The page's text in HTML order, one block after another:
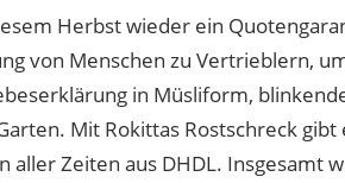
19.
September
Herbst wieder ein
von Menschen zu Vertrieblern,
in Müsliform,
Mit Rokittas Rostschreck gibt
Zeiten aus DHDL. Insgesamt